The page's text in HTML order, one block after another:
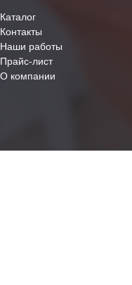
Каталог
Контакты
Наши работы
Прайс-лист
О компании